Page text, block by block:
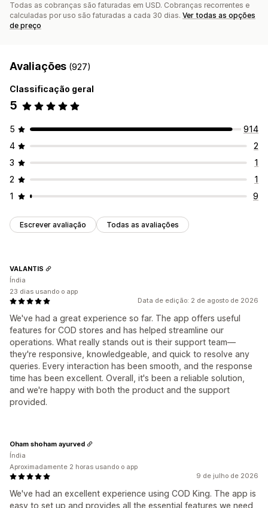
Todas as cobranças são faturadas em USD. Cobranças recorrentes e
calculadas por uso são faturadas a cada 30 dias. Ver todas as opções
de preço
Avaliações (927)
Classificação geral
5
5
914
4
2
3
1
2
1
1
9
Escrever avaliação Todas as avaliações
Data de edição: 2 de agosto de 2026
We've had a great experience so far. The app offers useful
features for COD stores and has helped streamline our
operations. What really stands out is their support team—
they're responsive, knowledgeable, and quick to resolve any
queries. Every interaction has been smooth, and the response
time has been excellent. Overall, it's been a reliable solution,
and we're happy with both the product and the support
provided.
VALANTIS
Índia
23 dias usando o app
9 de julho de 2026
We've had an excellent experience using COD King. The app is
easy to set up and provides all the essential features we need,
Oham shoham ayurved
Índia
Aproximadamente 2 horas usando o app